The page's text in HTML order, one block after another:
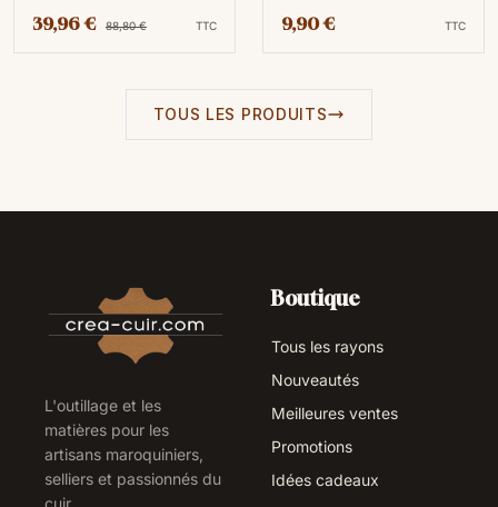
39,96 € 88,80 € TTC 9,90 € TTC
TOUS LES PRODUITS
L'outillage et les
matières pour les
artisans maroquiniers,
selliers et passionnés du
cuir.
Boutique
Tous les rayons
Nouveautés
Meilleures ventes
Promotions
Idées cadeaux